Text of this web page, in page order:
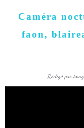
Caméra
faon,
Rédigé par